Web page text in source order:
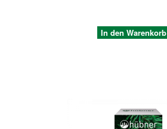
In den Warenkorb